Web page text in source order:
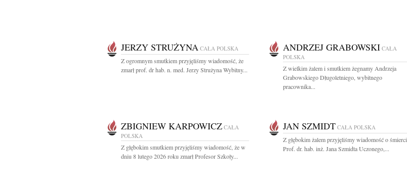
JERZY STRUŻYNA CAŁA POLSKA
Z ogromnym smutkiem przyjęliśmy wiadomość, że
zmarł prof. dr hab. n. med. Jerzy Strużyna Wybitny...
ANDRZEJ GRABOWSKI CAŁA
POLSKA
Z wielkim żalem i smutkiem żegnamy Andrzeja
Grabowskiego Długoletniego, wybitnego
pracownika...
ZBIGNIEW KARPOWICZ CAŁA
POLSKA
Z głębokim smutkiem przyjęliśmy wiadomość, że w
dniu 8 lutego 2026 roku zmarł Profesor Szkoły...
JAN SZMIDT CAŁA POLSKA
Z głębokim żalem przyjęliśmy wiadomość o śmierci
Prof. dr. hab. inż. Jana Szmidta Uczonego,...